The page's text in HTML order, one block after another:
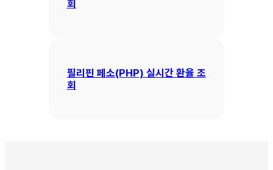
회
필리핀 페소(PHP) 실시간 환율 조
회